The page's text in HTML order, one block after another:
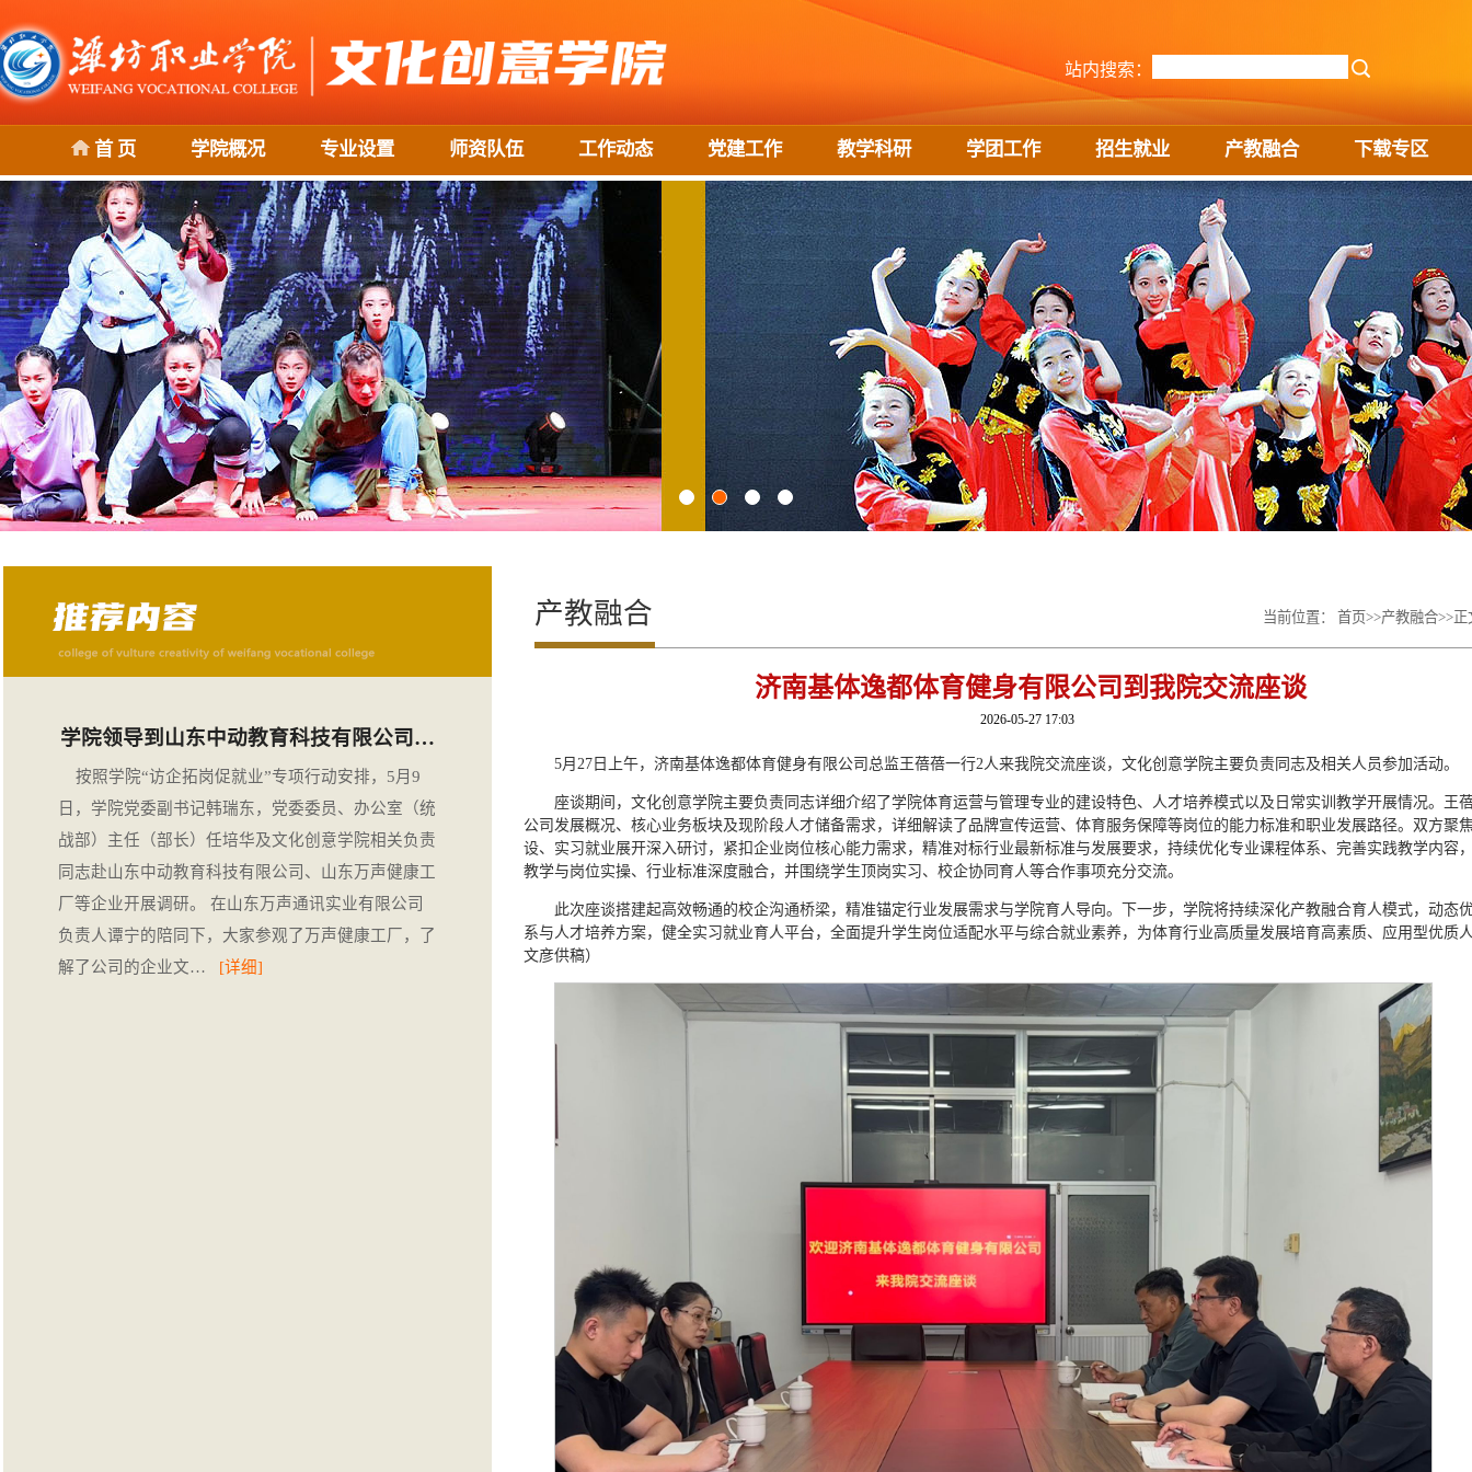
站内搜索：
首 页 学院概况 专业设置 师资队伍 工作动态 党建工作 教学科研 学团工作 招生就业 产教融合 下载专区
产教融合 当前位置： 首页>>产教融合>>正
学院领导到山东中动教育科技有限公司…
按照学院“访企拓岗促就业”专项行动安排，5月9
日，学院党委副书记韩瑞东，党委委员、办公室（统
战部）主任（部长）任培华及文化创意学院相关负责
同志赴山东中动教育科技有限公司、山东万声健康工
厂等企业开展调研。 在山东万声通讯实业有限公司
负责人谭宁的陪同下，大家参观了万声健康工厂，了
解了公司的企业文…
[详细]
济南基体逸都体育健身有限公司到我院交流座谈
2026-05-27 17:03
5月27日上午，济南基体逸都体育健身有限公司总监王蓓蓓一行2人来我院交流座谈，文化创意学院主要负责同志及相关人员参加活动。
座谈期间，文化创意学院主要负责同志详细介绍了学院体育运营与管理专业的建设特色、人才培养模式以及日常实训教学开展情况。王
公司发展概况、核心业务板块及现阶段人才储备需求，详细解读了品牌宣传运营、体育服务保障等岗位的能力标准和职业发展路径。双方聚
设、实习就业展开深入研讨，紧扣企业岗位核心能力需求，精准对标行业最新标准与发展要求，持续优化专业课程体系、完善实践教学内容
教学与岗位实操、行业标准深度融合，并围绕学生顶岗实习、校企协同育人等合作事项充分交流。
此次座谈搭建起高效畅通的校企沟通桥梁，精准锚定行业发展需求与学院育人导向。下一步，学院将持续深化产教融合育人模式，动态
系与人才培养方案，健全实习就业育人平台，全面提升学生岗位适配水平与综合就业素养，为体育行业高质量发展培育高素质、应用型优质
文彦供稿）